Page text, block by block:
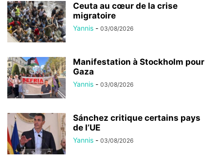
Ceuta au cœur de la crise
migratoire
Yannis - 03/08/2026
Manifestation à Stockholm pour
Gaza
Yannis - 03/08/2026
Sánchez critique certains pays
de l’UE
Yannis - 03/08/2026